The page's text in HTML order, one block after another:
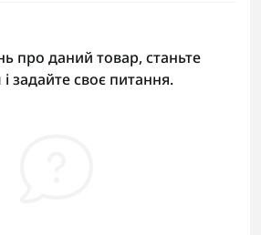
про даний товар, станьте
задайте своє питання.